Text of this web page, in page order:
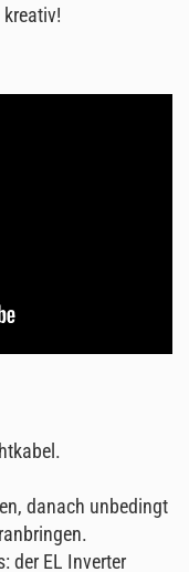
danach unbedingt
der EL Inverter